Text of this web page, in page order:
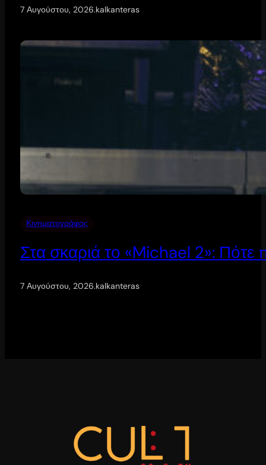
7 Αυγούστου, 2026.kalkanteras
Κινηματογράφος
Στα σκαριά το «Michael 2»: Πότε
7 Αυγούστου, 2026.kalkanteras